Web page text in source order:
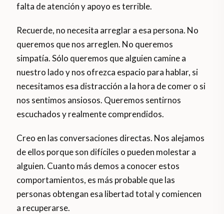
falta de atención y apoyo es terrible.
Recuerde, no necesita arreglar a esa persona. No
queremos que nos arreglen. No queremos
simpatía. Sólo queremos que alguien camine a
nuestro lado y nos ofrezca espacio para hablar, si
necesitamos esa distracción a la hora de comer o si
nos sentimos ansiosos. Queremos sentirnos
escuchados y realmente comprendidos.
Creo en las conversaciones directas. Nos alejamos
de ellos porque son difíciles o pueden molestar a
alguien. Cuanto más demos a conocer estos
comportamientos, es más probable que las
personas obtengan esa libertad total y comiencen
a recuperarse.